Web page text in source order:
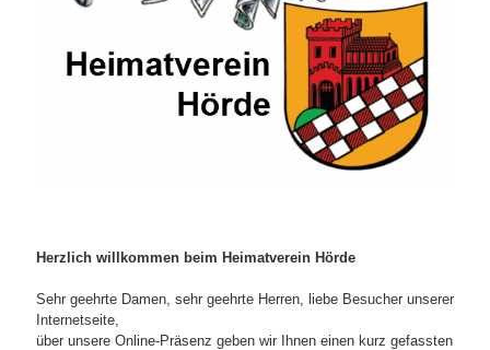
Herzlich willkommen beim Heimatverein Hörde
Sehr geehrte Damen, sehr geehrte Herren, liebe Besucher unserer
Internetseite,
über unsere Online-Präsenz geben wir Ihnen einen kurz gefassten